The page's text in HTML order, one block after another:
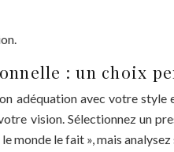
: un choix
adéquation avec votre
vision. Sélectionnez un
monde le fait », mais